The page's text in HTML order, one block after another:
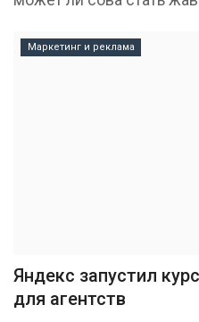
Маркетинг и реклама
Яндекс запустил
для агентств